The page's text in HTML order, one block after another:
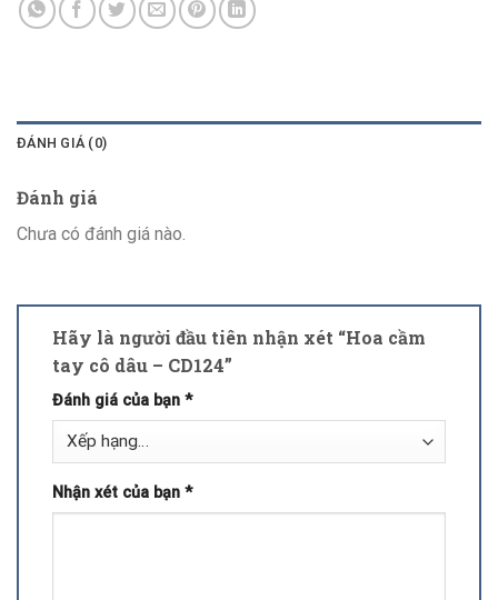
ĐÁNH GIÁ (0)
Đánh giá
Chưa có đánh giá nào.
Hãy là người đầu tiên nhận xét “Hoa cầm
tay cô dâu – CD124”
Đánh giá của bạn *
Nhận xét của bạn *